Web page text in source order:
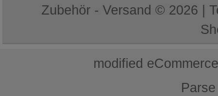
Zubehör - Versand © 2026 |
mod ified